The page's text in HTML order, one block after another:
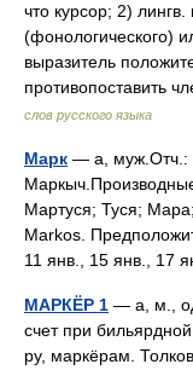
что курсор; 2) лингв.
(фонологического)
выразитель
противопоставить
слов русского языка
Марк — а, муж.Отч.:
Мартуся; Туся;
Markos.
11 янв., 15 янв., 17
МАРКЁР 1 — а, м.,
счет при
ру, маркёрам.